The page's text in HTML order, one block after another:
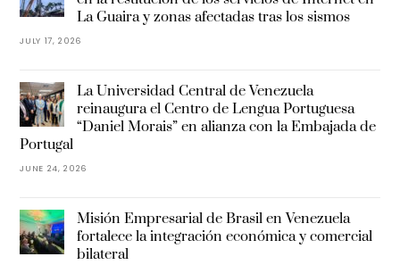
La Guaira y zonas afectadas tras los sismos
JULY 17, 2026
La Universidad Central de Venezuela
reinaugura el Centro de Lengua Portuguesa
“Daniel Morais” en alianza con la Embajada de
Portugal
JUNE 24, 2026
Misión Empresarial de Brasil en Venezuela
fortalece la integración económica y comercial
bilateral